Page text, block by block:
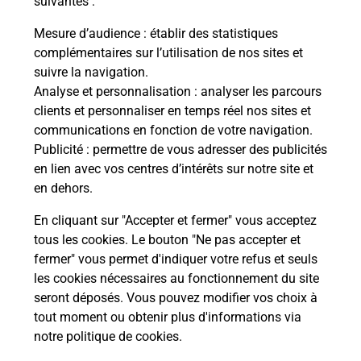
Mesure d’audience : établir des statistiques
complémentaires sur l’utilisation de nos sites et
suivre la navigation.
Analyse et personnalisation : analyser les parcours
clients et personnaliser en temps réel nos sites et
communications en fonction de votre navigation.
Publicité : permettre de vous adresser des publicités
en lien avec vos centres d’intérêts sur notre site et
en dehors.
En cliquant sur "Accepter et fermer" vous acceptez
tous les cookies. Le bouton "Ne pas accepter et
fermer" vous permet d'indiquer votre refus et seuls
les cookies nécessaires au fonctionnement du site
seront déposés. Vous pouvez modifier vos choix à
tout moment ou obtenir plus d'informations via
notre politique de cookies.
code de la route ?
Comment s'inscrire au code de la
route ?
Combien de fautes pour le code de la
route ?
En Savoir Plus sur Ploermel